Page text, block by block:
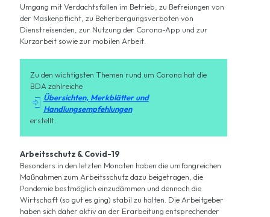
Umgang mit Verdachtsfällen im Betrieb, zu Befreiungen von
der Maskenpflicht, zu Beherbergungsverboten von
Dienstreisenden, zur Nutzung der Corona-App und zur
Kurzarbeit sowie zur mobilen Arbeit.
Zu den wichtigsten Themen rund um Corona hat die
BDA zahlreiche

Übersichten, Merkblätter und
Handlungsempfehlungen
erstellt.
Arbeitsschutz & Covid-19
Besonders in den letzten Monaten haben die umfangreichen
Maßnahmen zum Arbeitsschutz dazu beigetragen, die
Pandemie bestmöglich einzudämmen und dennoch die
Wirtschaft (so gut es ging) stabil zu halten. Die Arbeitgeber
haben sich daher aktiv an der Erarbeitung entsprechender